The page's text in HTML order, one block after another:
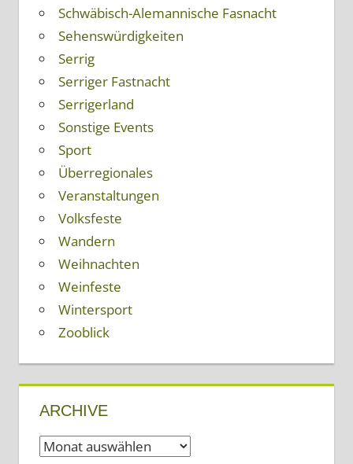
Schwäbisch-Alemannische Fasnacht
Sehenswürdigkeiten
Serrig
Serriger Fastnacht
Serrigerland
Sonstige Events
Sport
Überregionales
Veranstaltungen
Volksfeste
Wandern
Weihnachten
Weinfeste
Wintersport
Zooblick
ARCHIVE
Archive